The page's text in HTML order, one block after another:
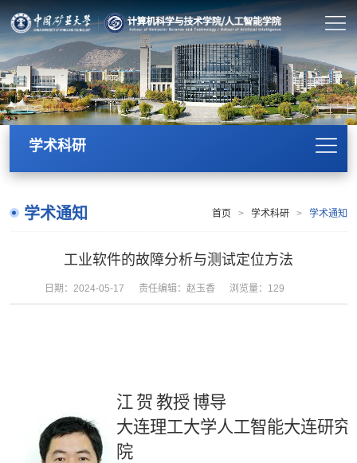
学术科研
学术通知 首页 > 学术科研 > 学术通知
工业软件的故障分析与测试定位方法
日期：2024-05-17 责任编辑：赵玉香 浏览量： 129
江 贺 教授博导
大连理工大学人工智能大连研究
院